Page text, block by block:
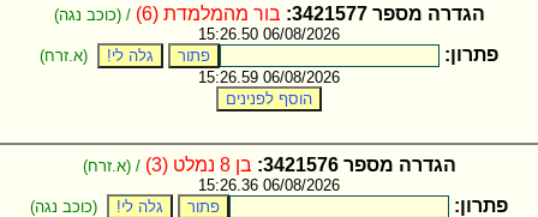
הגדרה מספר 3421577: בור מהמלמדת (6)
/ (כוכב נגה)
06/08/2026 15:26.50
פתרון:
(א.זרח)
06/08/2026 15:26.59
הגדרה מספר 3421576: בן 8 נמלט (3)
/ (א.זרח)
06/08/2026 15:26.36
פתרון:
(כוכב נגה)